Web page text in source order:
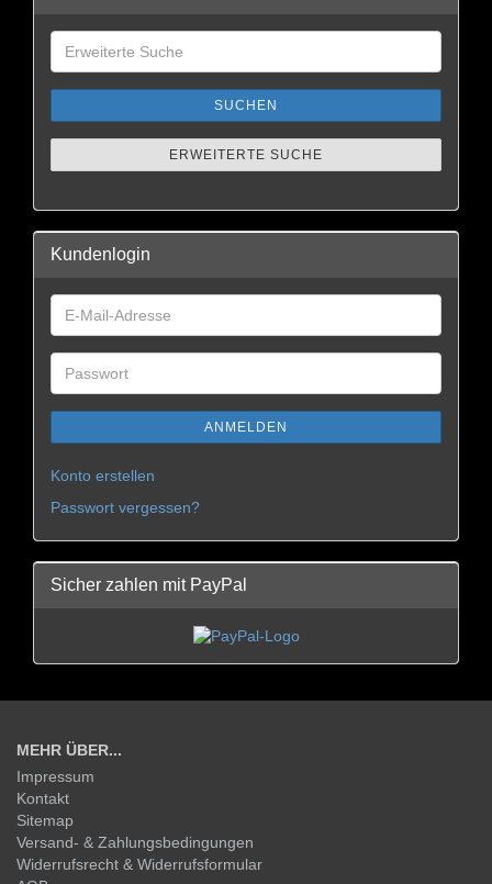
SUCHEN
ERWEITERTE SUCHE
Kundenlogin
ANMELDEN
Konto erstellen
Passwort vergessen?
Sicher zahlen mit PayPal
MEHR ÜBER...
Impressum
Kontakt
Sitemap
Versand- & Zahlungsbedingungen
Widerrufsrecht & Widerrufsformular